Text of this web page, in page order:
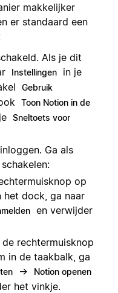
makkelijker
er standaard een
Als je dit
Instellingen
in je
Gebruik
Toon Notion in de
Sneltoets voor
Ga als
op
dock, ga naar
en verwijder
rechtermuisknop
in de taakbalk, ga
→
Notion openen
het vinkje.